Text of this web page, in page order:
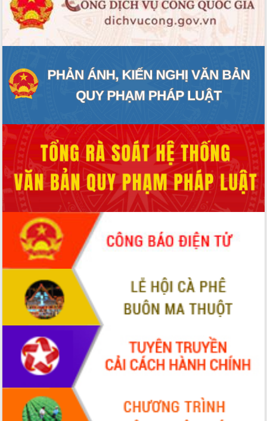
Thường trực HĐND tỉnh Đắk Lắk gặp
mặt Đoàn chuyên gia y tế TP. Hồ Chí
Minh
Lễ truy điệu và an táng hài cốt liệt sĩ
Bàn giải pháp tháo gỡ khó khăn trong
xuất khẩu sầu riêng và triển khai quy
định EUDR
trường Nguyễn Hoàng Hiệp khảo sát
vùng trồng và doanh nghiệp đóng gói
sầu riêng tại Đắk Lắk
Trình diễn nghệ thuật chế biến các
món ăn từ sầu riêng
Đắk Lắk công bố Quy hoạch và xúc
tiến đầu tư tỉnh
Ngành cá ngừ Đắk Lắk chủ động thích
ứng để giữ vững thị trường xuất khẩu
Diễn đàn Kinh tế tư nhân Việt Nam đột
phá cơ chế - Hợp tác công tư
Đề án 06 tạo bước ngoặt đột phá trong
cải cách hành chính tỉnh Đắk Lắk
Kết nối tour, đẩy mạnh chuyển đổi số
để phát triển du lịch Đắk Lắk
Khởi động Dự án Đầu tư xây dựng hạ
tầng kỹ thuật Cụm công nghiệp Tân
Tiến
Gặp mặt các cơ quan báo chí nhân Kỷ
niệm 101 năm Ngày Báo chí Cách
mạng Việt Nam
Đắk Lắk sơ kết 4 năm triển khai thực
hiện Đề án 06 của Chính phủ